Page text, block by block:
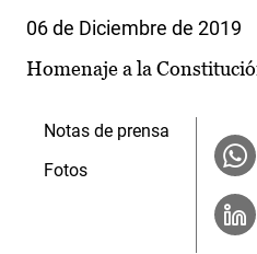
06 de Diciembre de 2019
Homenaje a la
Notas de prensa
Fotos